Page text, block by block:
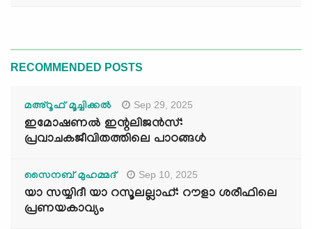
RECOMMENDED POSTS
മഅ്റൂഫ് മൂച്ചിക്കല്‍ Sep 29, 2025
ഇമോഷണൽ ഇന്റലിജൻസ്:
പ്രവാചകജീവിതത്തിലെ പാഠങ്ങൾ
സൈനബ് മുഹമ്മദ് Sep 10, 2025
യാ സയ്യിദീ യാ റസൂലല്ലാഹ്: റൗളാ ശരീഫിലെ
പ്രണയകാവ്യം